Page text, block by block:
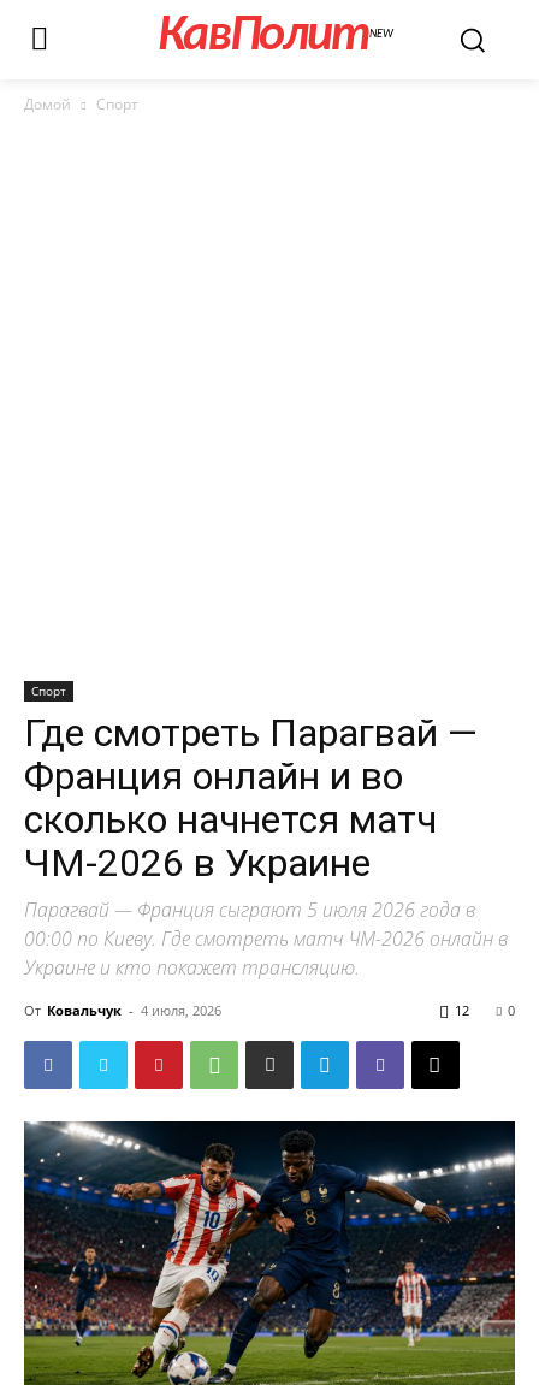
КавПолитNEW
Домой Спорт
Спорт
Где смотреть Парагвай —
Франция онлайн и во
сколько начнется матч
ЧМ-2026 в Украине
Парагвай — Франция сыграют 5 июля 2026 года в
00:00 по Киеву. Где смотреть матч ЧМ-2026 онлайн в
Украине и кто покажет трансляцию.
От Ковальчук - 4 июля, 2026 0
12